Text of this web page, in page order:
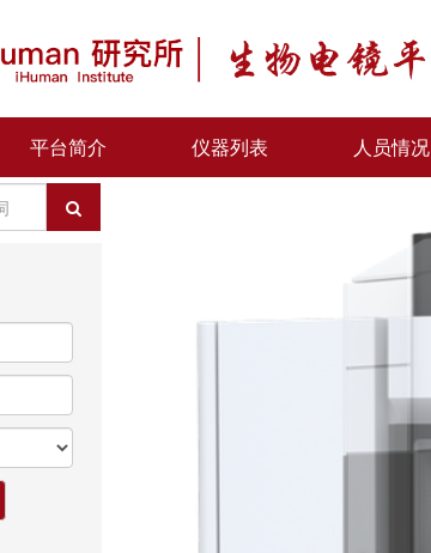
平台简介 仪器列表 人员情况